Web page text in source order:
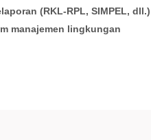
(RKL-RPL, SIMPEL, dll.)
manajemen lingkungan